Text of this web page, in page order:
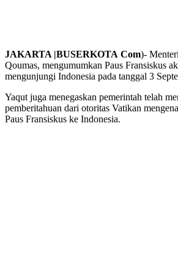
JAKARTA |BUSERKOTA Com)-
Qoumas, mengumumkan Paus Fransiskus
mengunjungi Indonesia pada tanggal 3
Yaqut juga menegaskan pemerintah telah
pemberitahuan dari otoritas Vatikan
Paus Fransiskus ke Indonesia.